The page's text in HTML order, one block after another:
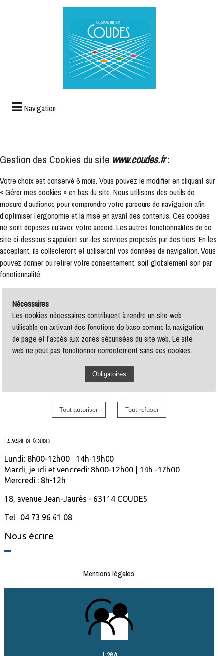
Navigation
Gestion des Cookies du site www.coudes.fr:
Votre choix est conservé 6 mois. Vous pouvez le modifier en cliquant sur
« Gérer mes cookies » en bas du site. Nous utilisons des outils de
mesure d’audience pour comprendre votre parcours de navigation afin
d’optimiser l’ergonomie et la mise en avant des contenus. Ces cookies
ne sont déposés qu'avec votre accord. Les autres fonctionnalités de ce
site ci-dessous s’appuient sur des services proposés par des tiers. En les
acceptant, ils collecteront et utiliseront vos données de navigation. Vous
pouvez donner ou retirer votre consentement, soit globalement soit par
fonctionnalité.
Nécessaires
Les cookies nécessaires contribuent à rendre un site web
utilisable en activant des fonctions de base comme la navigation
de page et l'accès aux zones sécurisées du site web. Le site
web ne peut pas fonctionner correctement sans ces cookies.
La mairie de Coudes
Lundi: 8h00-12h00 | 14h-19h00
Mardi, jeudi et vendredi: 8h00-12h00 | 14h -17h00
Mercredi : 8h-12h
18, avenue Jean-Jaurès - 63114 COUDES
Tel : 04 73 96 61 08
Nous écrire
Mentions légales